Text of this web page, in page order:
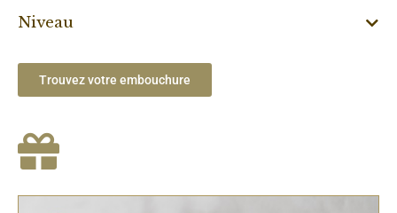
Niveau
Trouvez votre embouchure